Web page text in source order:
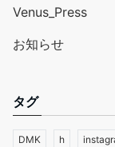
Venus_Press
お知らせ
タグ
DMK h